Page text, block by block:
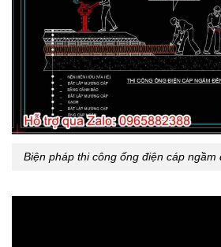
Biện pháp thi công ống điện cáp